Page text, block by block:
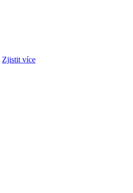
Zjistit více